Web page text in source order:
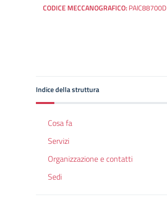
CODICE MECCANOGRAFICO:PAIC88700D
Indice della struttura
Cosa fa
Servizi
Organizzazione e contatti
Sedi